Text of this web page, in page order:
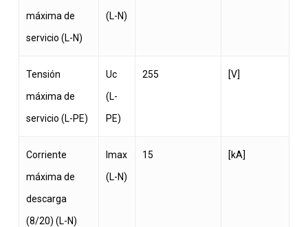
máxima de
servicio (L-N)
(L-N)
Tensión
máxima de
servicio (L-PE)
Uc
(L-
PE)
255 [V]
Corriente
máxima de
descarga
(8/20) (L-N)
Imax
(L-N)
15 [kA]